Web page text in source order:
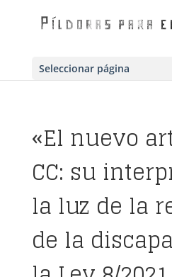
Seleccionar página
«El nuevo
CC: su
la luz de la
de la